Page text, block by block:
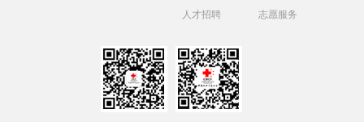
人才招聘 志愿服务